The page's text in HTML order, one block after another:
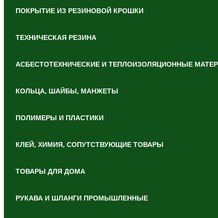
ПОКРЫТИЕ ИЗ РЕЗИНОВОЙ КРОШКИ
ТЕХНИЧЕСКАЯ РЕЗИНА
АСБЕСТОТЕХНИЧЕСКИЕ И ТЕПЛОИЗОЛЯЦИОННЫЕ
КОЛЬЦА, ШАЙБЫ, МАНЖЕТЫ
ПОЛИМЕРЫ И ПЛАСТИКИ
КЛЕЙ, ХИМИЯ, СОПУТСТВУЮЩИЕ ТОВАРЫ
ТОВАРЫ ДЛЯ ДОМА
РУКАВА И ШЛАНГИ ПРОМЫШЛЕННЫЕ